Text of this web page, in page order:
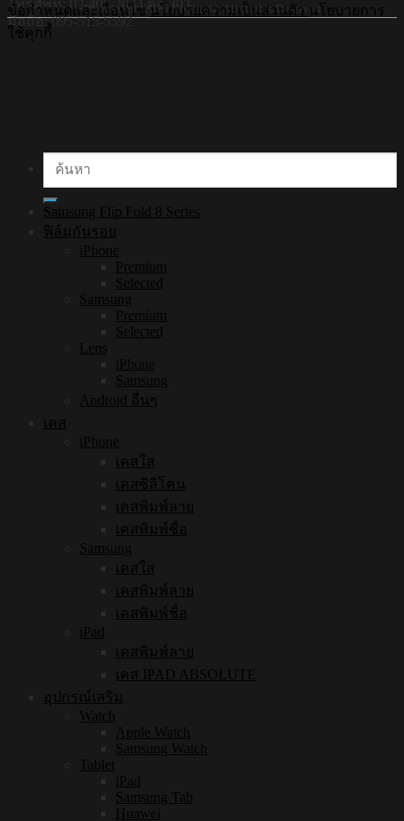
โทรศัพท์: 02-408-2034 ต่อ 303
มือถือ: 095-515-5592
©Copyright 2026 Hi-Shield All Rights Reserved.
ข้อกำหนดและเงื่อนไข นโยบายความเป็นส่วนตัว นโยบายการ
ใช้คุกกี้
ค้นหา:
Samsung Flip Fold 8 Series
ฟิล์มกันรอย
iPhone
Premium
Selected
Samsung
Premium
Selected
Lens
iPhone
Samsung
Android อื่นๆ
เคส
iPhone
เคสใส
เคสซิลิโคน
เคสพิมพ์ลาย
เคสพิมพ์ชื่อ
Samsung
เคสใส
เคสพิมพ์ลาย
เคสพิมพ์ชื่อ
iPad
เคสพิมพ์ลาย
เคส IPAD ABSOLUTE
อุปกรณ์เสริม
Watch
Apple Watch
Samsung Watch
Tablet
iPad
Samsung Tab
Huawei